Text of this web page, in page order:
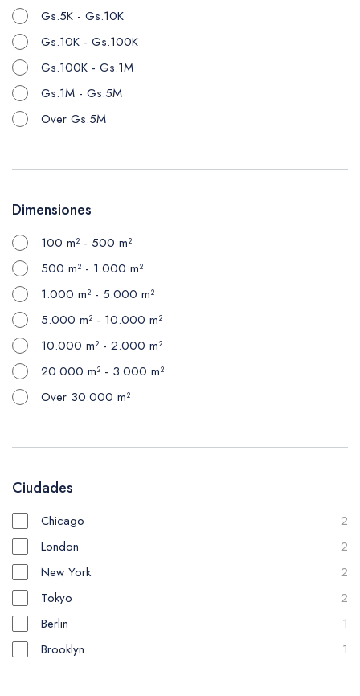
Gs.5K - Gs.10K
Gs.10K - Gs.100K
Gs.100K - Gs.1M
Gs.1M - Gs.5M
Over Gs.5M
Dimensiones
100 m² - 500 m²
500 m² - 1.000 m²
1.000 m² - 5.000 m²
5.000 m² - 10.000 m²
10.000 m² - 2.000 m²
20.000 m² - 3.000 m²
Over 30.000 m²
Ciudades
Chicago
2
London
2
New York
2
Tokyo
2
Berlin
1
Brooklyn
1